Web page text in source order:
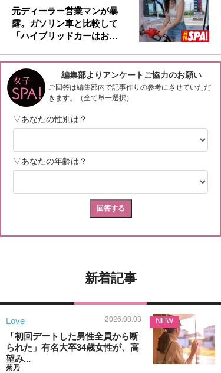
元ディーラー営業マンが暴
露。ガソリン車と比較して
「ハイブリッドカーはお…
新着記事
Love 2026.08.08
「初回デートした男性全員から断
られた」有名大卒34歳女性が、高
望み...
菊乃
NEW